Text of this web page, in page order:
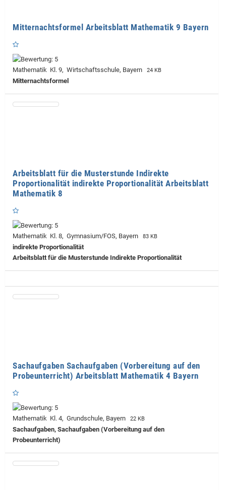
Mitternachtsformel Arbeitsblatt Mathematik 9 Bayern
Mathematik Kl. 9, Wirtschaftsschule, Bayern 24 KB
Mitternachtsformel
Arbeitsblatt für die Musterstunde Indirekte
Proportionalität indirekte Proportionalität Arbeitsblatt
Mathematik 8
Mathematik Kl. 8, Gymnasium/FOS, Bayern 83 KB
indirekte Proportionalität
Arbeitsblatt für die Musterstunde Indirekte Proportionalität
Sachaufgaben Sachaufgaben (Vorbereitung auf den
Probeunterricht) Arbeitsblatt Mathematik 4 Bayern
Mathematik Kl. 4, Grundschule, Bayern 22 KB
Sachaufgaben, Sachaufgaben (Vorbereitung auf den
Probeunterricht)